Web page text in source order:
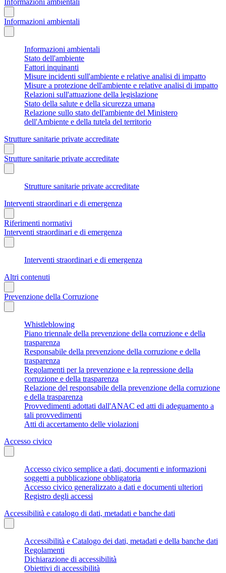
Informazioni ambientali
Informazioni ambientali
Stato dell'ambiente
Fattori inquinanti
Misure incidenti sull'ambiente e relative analisi di impatto
Misure a protezione dell'ambiente e relative analisi di impatto
Relazioni sull'attuazione della legislazione
Stato della salute e della sicurezza umana
Relazione sullo stato dell'ambiente del Ministero
dell'Ambiente e della tutela del territorio
Strutture sanitarie private accreditate
Strutture sanitarie private accreditate
Strutture sanitarie private accreditate
Interventi straordinari e di emergenza
Riferimenti normativi
Interventi straordinari e di emergenza
Interventi straordinari e di emergenza
Altri contenuti
Prevenzione della Corruzione
Whistleblowing
Piano triennale della prevenzione della corruzione e della
trasparenza
Responsabile della prevenzione della corruzione e della
trasparenza
Regolamenti per la prevenzione e la repressione della
corruzione e della trasparenza
Relazione del responsabile della prevenzione della corruzione
e della trasparenza
Provvedimenti adottati dall'ANAC ed atti di adeguamento a
tali provvedimenti
Atti di accertamento delle violazioni
Accesso civico
Accesso civico semplice a dati, documenti e informazioni
soggetti a pubblicazione obbligatoria
Accesso civico generalizzato a dati e documenti ulteriori
Registro degli accessi
Accessibilità e catalogo di dati, metadati e banche dati
Accessibilità e Catalogo dei dati, metadati e della banche dati
Regolamenti
Dichiarazione di accessibilità
Obiettivi di accessibilità